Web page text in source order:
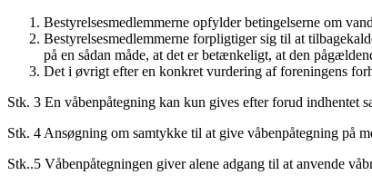
Bestyrelsesmedlemmerne opfylder betingelserne om
Bestyrelsesmedlemmerne forpligtiger sig til at
på en sådan måde, at det er betænkeligt, at den
Det i øvrigt efter en konkret vurdering af foreningens
Stk. 3 En våbenpåtegning kan kun gives efter forud indhentet
Stk. 4 Ansøgning om samtykke til at give våbenpåtegning på
Stk..5 Våbenpåtegningen giver alene adgang til at anvende